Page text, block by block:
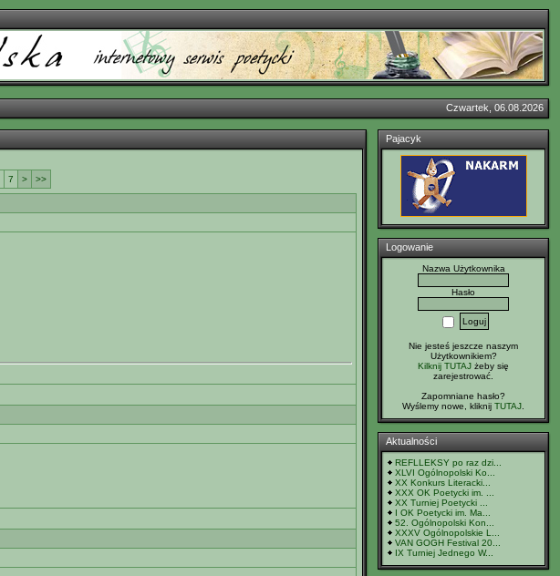
Czwartek, 06.08.2026
7 > >>
Pajacyk
Logowanie
Nazwa Użytkownika
Hasło
Nie jesteś jeszcze naszym
Użytkownikiem?
Kilknij TUTAJ żeby się
zarejestrować.
Zapomniane hasło?
Wyślemy nowe, kliknij TUTAJ
Aktualności
REFLLEKSY po raz dzi...
XLVI Ogólnopolski Ko...
XX Konkurs Literacki...
XXX OK Poetycki im. ...
XX Turniej Poetycki ...
I OK Poetycki im. Ma...
52. Ogólnopolski Kon...
XXXV Ogólnopolskie L...
VAN GOGH Festival 20...
IX Turniej Jednego W...